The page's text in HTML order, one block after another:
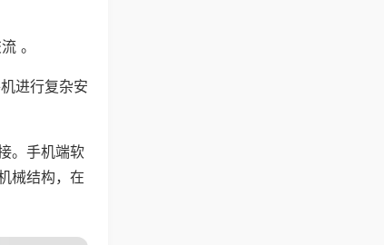
。
进行复杂安
。手机端软
械结构，在